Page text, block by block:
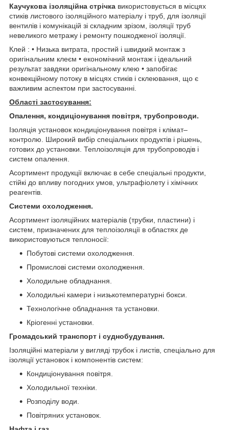
Каучукова ізоляційна стрічка використовується в місцях
стиків листового ізоляційного матеріалу і труб, для ізоляції
вентилів і комунікацій зі складним зрізом, ізоляції труб
невеликого метражу і ремонту пошкодженої ізоляції.
Клей : • Низька витрата, простий і швидкий монтаж з
оригінальним клеєм • економічний монтаж і ідеальний
результат завдяки оригінальному клею • запобігає
конвекційному потоку в місцях стиків і склеювання, що є
важливим аспектом при застосуванні.
Області застосування:
Опалення, кондиціонування повітря, трубопроводи.
Ізоляція установок кондиціонування повітря і клімат–
контролю. Широкий вибір спеціальних продуктів і рішень,
готових до установки. Теплоізоляція для трубопроводів і
систем опалення.
Асортимент продукції включає в себе спеціальні продукти,
стійкі до впливу погодних умов, ультрафіолету і хімічних
реагентів.
Системи охолодження.
Асортимент ізоляційних матеріалів (трубки, пластини) і
систем, призначених для теплоізоляції в областях де
використовуються теплоносії:
Побутові системи охолодження.
Промислові системи охолодження.
Холодильне обладнання.
Холодильні камери і низькотемпературні бокси.
Технологічне обладнання та установки.
Кріогенні установки.
Громадський транспорт і суднобудування.
Ізоляційні матеріали у вигляді трубок і листів, спеціально для
ізоляції установок і компонентів систем:
Кондиціонування повітря.
Холодильної техніки.
Розподілу води.
Повітряних установок.